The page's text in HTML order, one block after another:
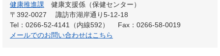
健康推進課
健康支援係（保健センター）
〒392-0027
諏訪市湖岸通り5-12-18
Tel：0266-52-4141（内線592）
Fax：0266-58-0019
メールでのお問い合わせはこちら